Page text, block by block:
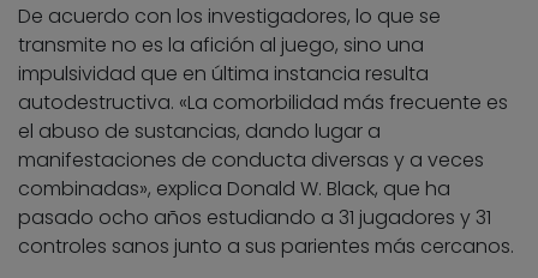
De acuerdo con los investigadores, lo que se
transmite no es la afición al juego, sino una
impulsividad que en última instancia resulta
autodestructiva. «La comorbilidad más frecuente es
el abuso de sustancias, dando lugar a
manifestaciones de conducta diversas y a veces
combinadas», explica Donald W. Black, que ha
pasado ocho años estudiando a 31 jugadores y 31
controles sanos junto a sus parientes más cercanos.